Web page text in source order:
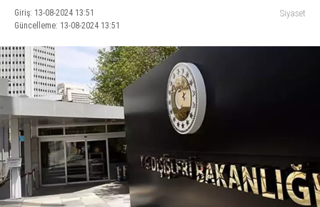
Giriş: 13-08-2024 13:51
Güncelleme: 13-08-2024 13:51
Siyaset